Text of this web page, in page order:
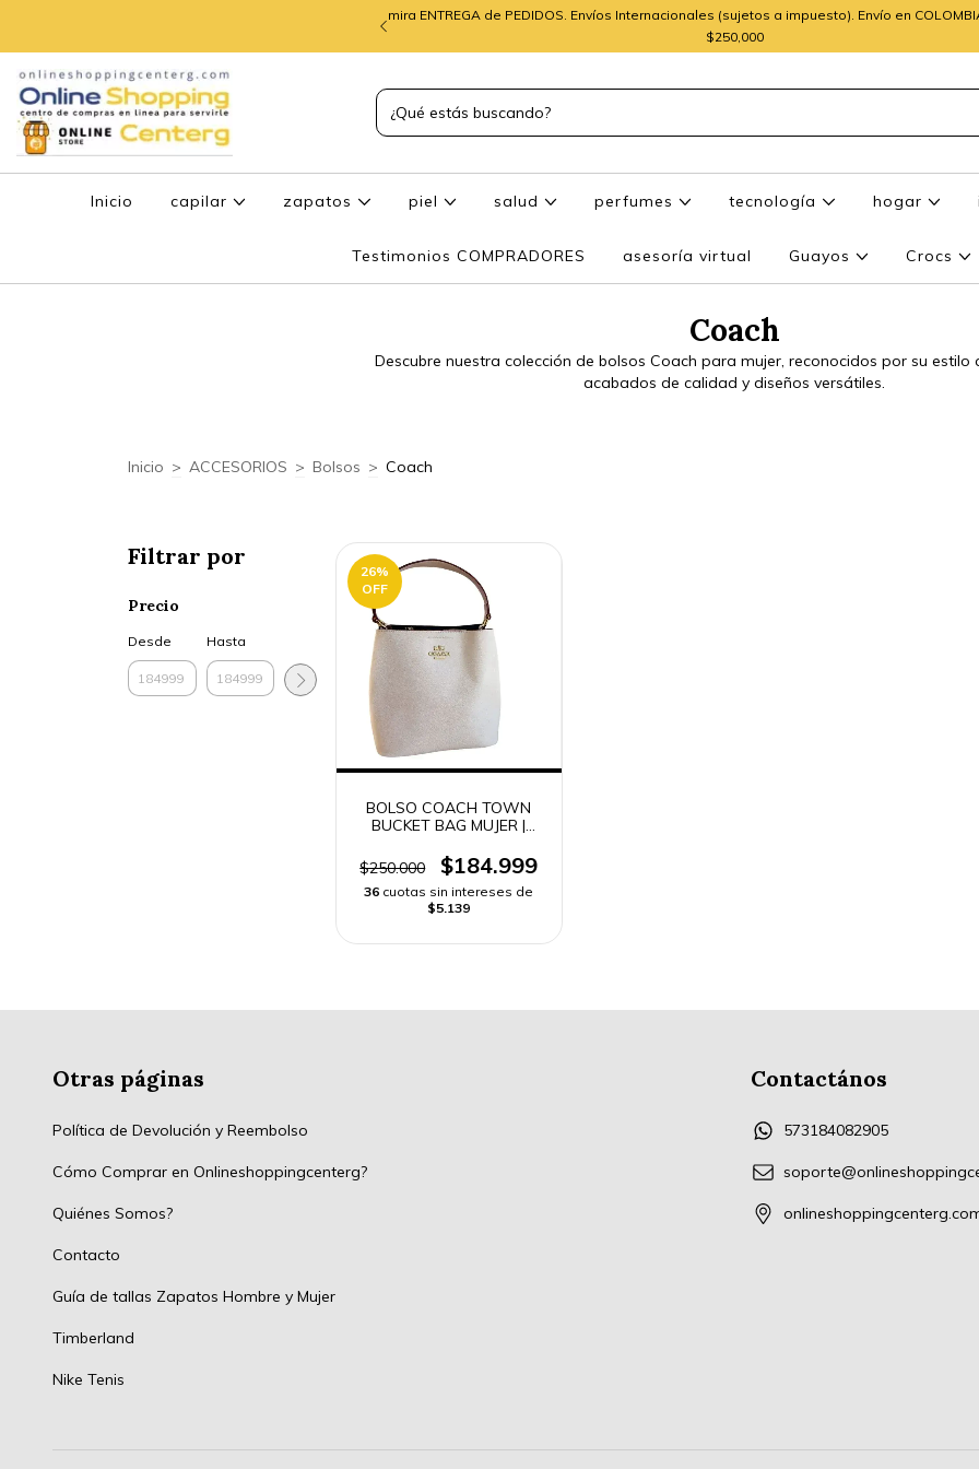
mira ENTREGA de PEDIDOS. Envíos Internacionales (sujetos a impuesto). Envío en
$250,000
Inicio capilar zapatos piel salud perfumes tecnología hogar
Testimonios COMPRADORES asesoría virtual Guayos Crocs
Coach
Descubre nuestra colección de bolsos Coach para mujer, reconocidos por su estilo
acabados de calidad y diseños versátiles.
Inicio > ACCESORIOS > Bolsos > Coach
Filtrar por
Precio
Desde Hasta
26%
OFF
BOLSO COACH TOWN
BUCKET BAG MUJER |
$250.000
$184.999
36 cuotas sin intereses de
$5.139
Otras páginas
Política de Devolución y Reembolso
Cómo Comprar en Onlineshoppingcenterg?
Quiénes Somos?
Contacto
Guía de tallas Zapatos Hombre y Mujer
Timberland
Nike Tenis
Contactános
573184082905